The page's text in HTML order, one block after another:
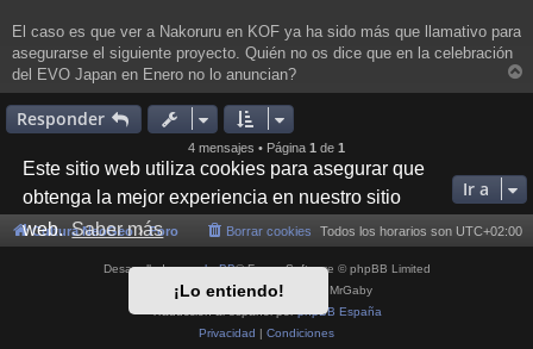
Este sitio web utiliza cookies para asegurar que
obtenga la mejor experiencia en nuestro sitio
web.Saber más
¡Lo entiendo!
El caso es que ver a Nakoruru en KOF ya ha sido más que llamativo para
asegurarse el siguiente proyecto. Quién no os dice que en la celebración
del EVO Japan en Enero no lo anuncian?
r
Responder
4 mensajes • Página 1 de 1
Ir a
Cultura NeoGeo Foro Todos los horarios son UTC+02:00
Borrar cookies
Desarrollado porphpBB® Forum Software © phpBB Limited
Style porArty- phpBB 3.3 por MrGaby
Traducción al español porphpBB España
Privacidad
Condiciones